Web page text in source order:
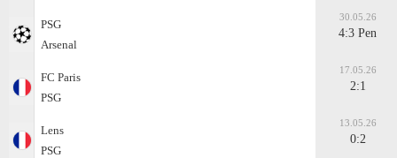
PSG
Arsenal
30.05.26
4:3 Pen
FC Paris
PSG
17.05.26
2:1
Lens
PSG
13.05.26
0:2